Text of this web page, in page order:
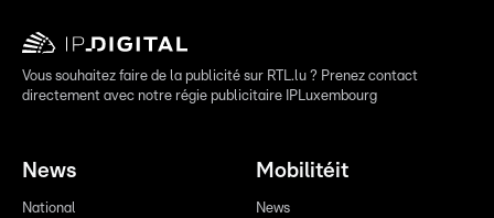
Vous souhaitez faire de la publicité sur RTL.lu ? Prenez contact
directement avec notre régie publicitaire IPLuxembourg
News
National
Mobilitéit
News